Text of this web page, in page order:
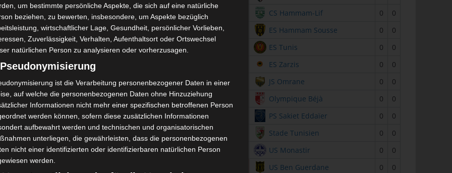
CS Hammam-Lif 0
0
ES Hammam Sousse 0
0
ES Tunis 0
0
ES Zarzis 0
0
JS Omrane 0
0
Olympique Béjà 0
0
PS Sakiet Eddaïer 0
0
Stade Tunisien 0
0
US Monastir 0
0
US Ben Guerdane 0
0
um bestimmte persönliche Aspekte, die sich auf eine natürliche
beziehen, zu bewerten, insbesondere, um Aspekte bezüglich
wirtschaftlicher Lage, Gesundheit, persönlicher Vorlieben,
Zuverlässigkeit, Verhalten, Aufenthaltsort oder Ortswechsel
natürlichen Person zu analysieren oder vorherzusagen.
ist die Verarbeitung personenbezogener Daten in einer
auf welche die personenbezogenen Daten ohne Hinzuziehung
Informationen nicht mehr einer spezifischen betroffenen Person
werden können, sofern diese zusätzlichen Informationen
aufbewahrt werden und technischen und organisatorischen
unterliegen, die gewährleisten, dass die personenbezogenen
nicht einer identifizierten oder identifizierbaren natürlichen Person
werden.